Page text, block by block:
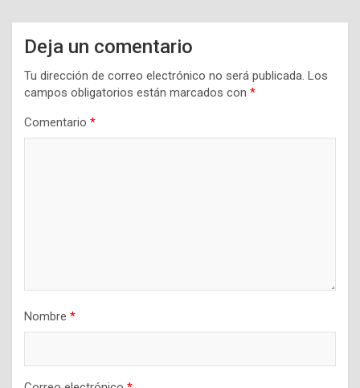
Deja un comentario
Tu dirección de correo electrónico no será publicada. Los
campos obligatorios están marcados con *
Comentario *
Nombre *